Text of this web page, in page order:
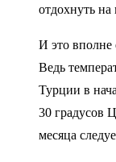
И это вполне
Ведь
Турции в
30 градусов
месяца